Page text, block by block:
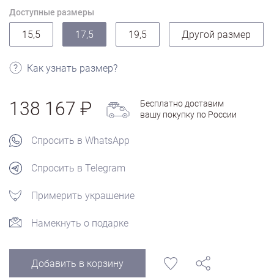
Доступные размеры
15,5 17,5 19,5 Другой размер
Как узнать размер?
138 167
Бесплатно доставим
вашу покупку по России
Спросить в WhatsApp
Спросить в Telegram
Примерить украшение
Намекнуть о подарке
Добавить в корзину